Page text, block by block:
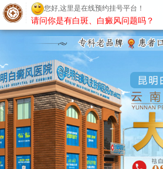
昆明白癜风医院
您好,这里是在线预约挂号平台！
请问你是有白斑、白癜风问题吗？